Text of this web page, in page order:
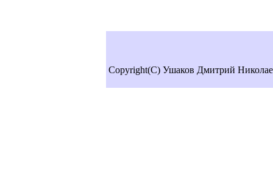
Copyright(C) Ушаков Дмитрий